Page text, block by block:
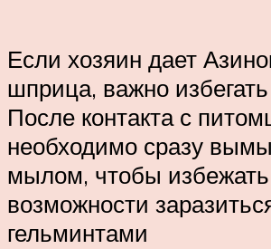
Если хозяин дает
шприца, важно избегать
После контакта с
необходимо сразу
мылом, чтобы избежать
возможности
гельминтами